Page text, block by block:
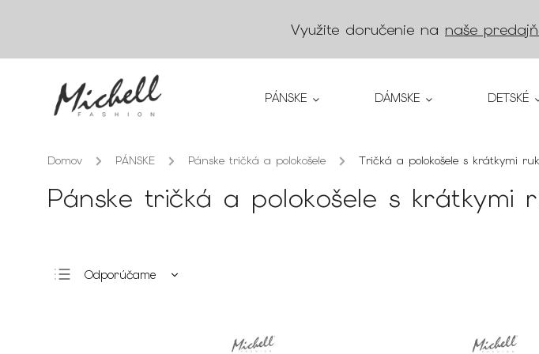
Využite doručenie na naše
PÁNSKE DÁMSKE DETSKÉ
Domov / PÁNSKE / Pánske tričká a polokošele / Tričká a polokošele s krátkymi
Pánske tričká a polokošele s krátkymi
Odporúčame